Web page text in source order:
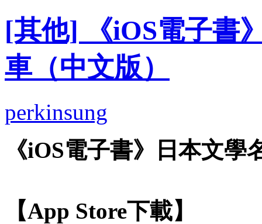
[其他] 《iOS電子書
車（中文版）
perkinsung
《iOS電子書》日本文
【App Store下載】